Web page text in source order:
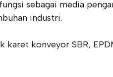
sebagai media
industri.
konveyor SBR,